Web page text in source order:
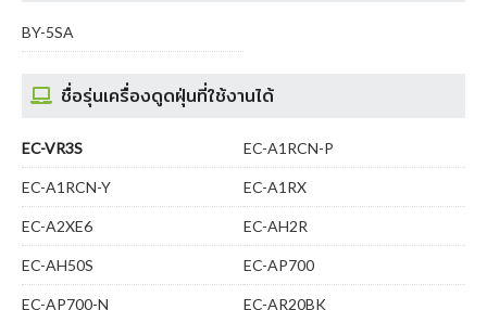
BY-5SA
ชื่อรุ่นเครื่องดูดฝุ่นที่ใช้งานได้
EC-VR3S EC-A1RCN-P
EC-A1RCN-Y EC-A1RX
EC-A2XE6 EC-AH2R
EC-AH50S EC-AP700
EC-AP700-N EC-AR20BK